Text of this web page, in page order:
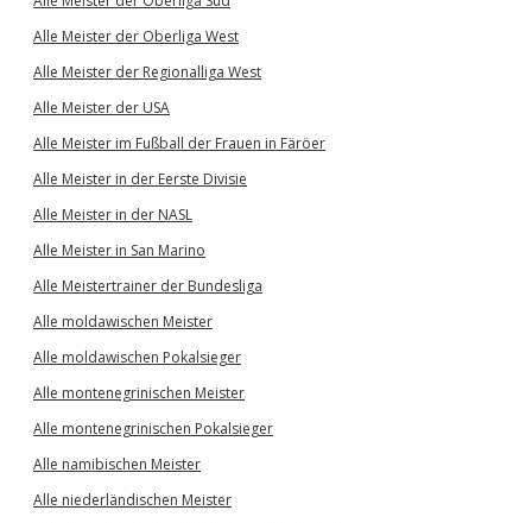
Alle Meister der Oberliga West
Alle Meister der Regionalliga West
Alle Meister der USA
Alle Meister im Fußball der Frauen in Färöer
Alle Meister in der Eerste Divisie
Alle Meister in der NASL
Alle Meister in San Marino
Alle Meistertrainer der Bundesliga
Alle moldawischen Meister
Alle moldawischen Pokalsieger
Alle montenegrinischen Meister
Alle montenegrinischen Pokalsieger
Alle namibischen Meister
Alle niederländischen Meister